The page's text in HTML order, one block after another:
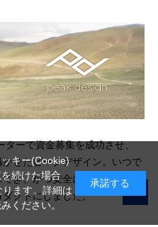
ターで資金募集を成功させ、
せたピークデザイン。いつで
き、かつ安全にそれを持ち運
クトにしました。
キー(Cookie)
続けた場合
ます。詳細は
ください。
承諾する